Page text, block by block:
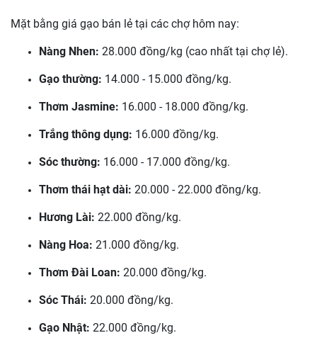
Mặt bằng giá gạo bán lẻ tại các chợ hôm nay:
Nàng Nhen: 28.000 đồng/kg (cao nhất tại chợ lẻ).
Gạo thường: 14.000 - 15.000 đồng/kg.
Thơm Jasmine: 16.000 - 18.000 đồng/kg.
Trắng thông dụng: 16.000 đồng/kg.
Sóc thường: 16.000 - 17.000 đồng/kg.
Thơm thái hạt dài: 20.000 - 22.000 đồng/kg.
Hương Lài: 22.000 đồng/kg.
Nàng Hoa: 21.000 đồng/kg.
Thơm Đài Loan: 20.000 đồng/kg.
Sóc Thái: 20.000 đồng/kg.
Gạo Nhật: 22.000 đồng/kg.